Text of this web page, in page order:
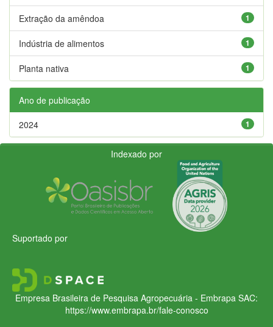
1
Extração da amêndoa
1
Indústria de alimentos
1
Planta nativa
Ano de publicação
1
2024
Indexado por
Suportado por
Empresa Brasileira de Pesquisa Agropecuária - Embrapa SAC:
https://www.embrapa.br/fale-conosco